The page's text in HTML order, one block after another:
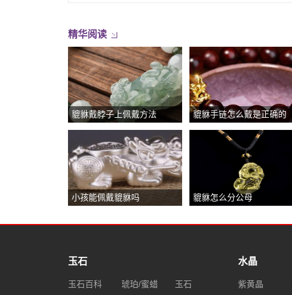
精华阅读
貔貅戴脖子上佩戴方法 貔貅手链怎么戴是正确的
小孩能佩戴貔貅吗 貔貅怎么分公母
玉石
玉石百科 琥珀/蜜蜡 玉石
水晶
紫黄晶